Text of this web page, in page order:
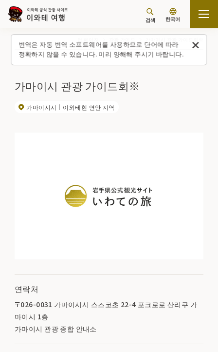
번역은 자동 번역 소프트웨어를 사용하므로 단어에 따라
정확하지 않을 수 있습니다. 미리 양해해 주시기 바랍니다.
검색 한국어
가마이시 관광 가이드회※
가마이시시 이와테현 연안 지역
연락처
〒026-0031 가마이시시 스즈코초 22-4 포크로로 산리쿠 가
마이시 1층
가마이시 관광 종합 안내소